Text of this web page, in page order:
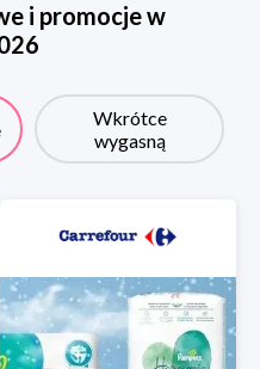
i promocje w
Wkrótce
wygasną